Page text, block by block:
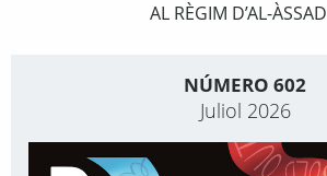
AL RÈGIM D’AL-ÀSSAD
NÚMERO 602
Juliol 2026